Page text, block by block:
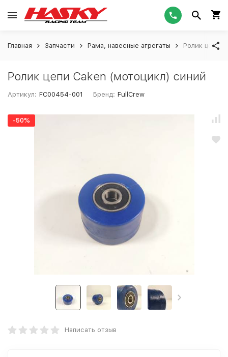
Главная Запчасти Рама, навесные агрегаты Ролик цепи
Ролик цепи Caken (мотоцикл) синий
Артикул: FC00454-001 Бренд: FullCrew
-50%
Написать отзыв